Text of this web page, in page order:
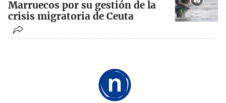
Marruecos por su gestión de la
crisis migratoria de Ceuta